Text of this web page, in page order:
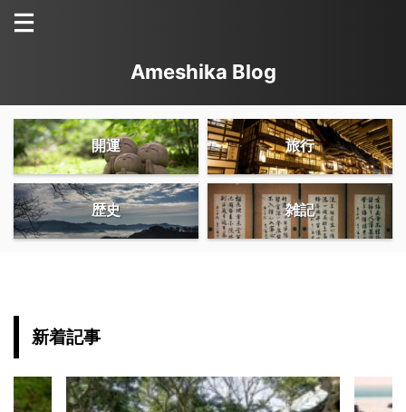
Ameshika Blog
開運 旅行
歴史 雑記
新着記事